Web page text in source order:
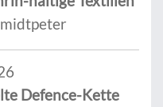
Defence-Kette